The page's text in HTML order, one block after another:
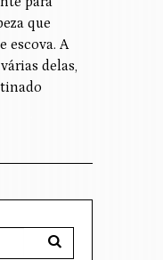
que
escova. A
delas,